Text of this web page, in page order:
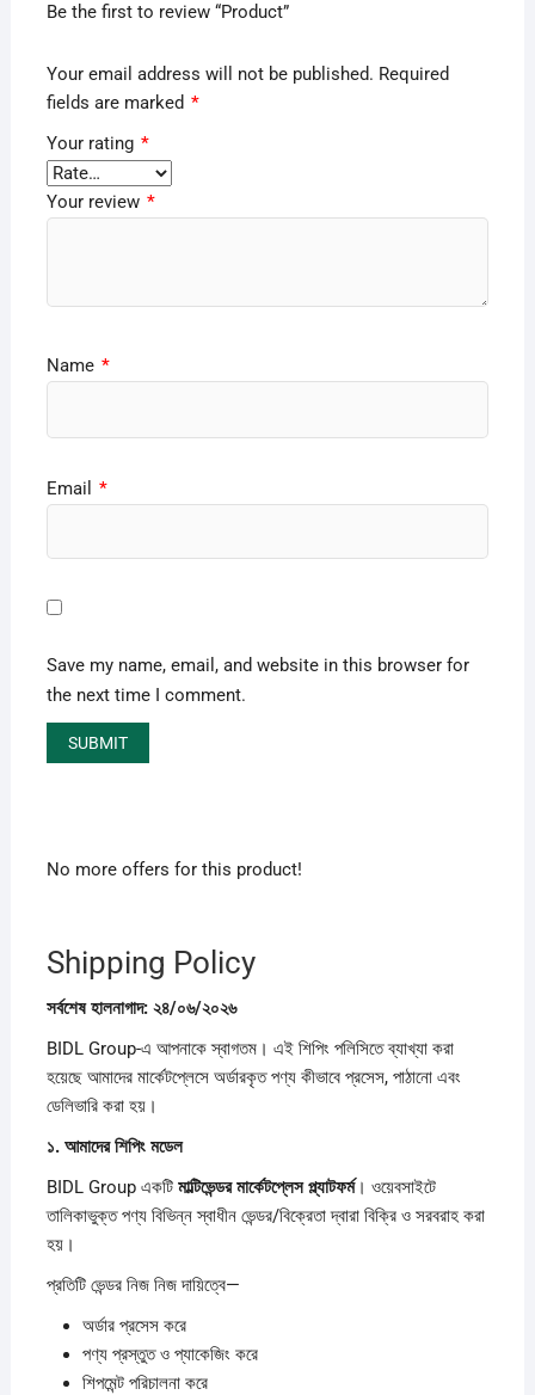
Be the first to review “Product”
Your email address will not be published. Required
fields are marked *
Your rating *
Your review *
Name *
Email *
Save my name, email, and website in this browser for
the next time I comment.
No more offers for this product!
Shipping Policy
সর্বশেষহালনাগাদ: ২৪/০৬/২০২৬
BIDL Group-এ আপনাকে স্বাগতম। এই শিপিং পলিসিতে ব্যাখ্যা করা
হয়েছে আমাদের মার্কেটপ্লেসে অর্ডারকৃত পণ্য কীভাবে প্রসেস, পাঠানো এবং
ডেলিভারি করা হয়।
১. আমাদেরশিপিং মডেল
BIDL Group একটি মাল্টিভেন্ডরমার্কেটপ্লেসপ্ল্যাটফর্ম। ওয়েবসাইটে
তালিকাভুক্ত পণ্য বিভিন্ন স্বাধীন ভেন্ডর/বিক্রেতা দ্বারা বিক্রি ও সরবরাহ করা
হয়।
প্রতিটি ভেন্ডর নিজ নিজ দায়িত্বে—
অর্ডার প্রসেস করে
পণ্য প্রস্তুত ও প্যাকেজিং করে
শিপমেন্ট পরিচালনা করে